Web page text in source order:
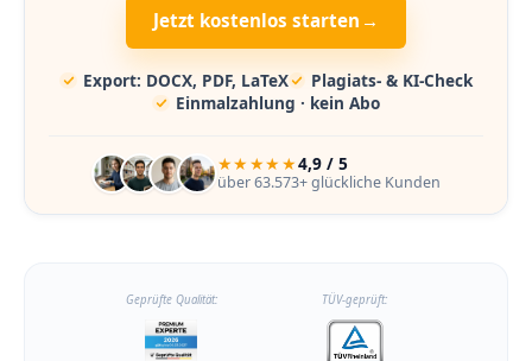
Jetzt kostenlos starten →
Export: DOCX, PDF, LaTeX
Plagiats- & KI-Check
Einmalzahlung · kein Abo
★★★★★4,9 / 5
über 63.573+ glückliche Kunden
Geprüfte Qualität: TÜV-geprüft: